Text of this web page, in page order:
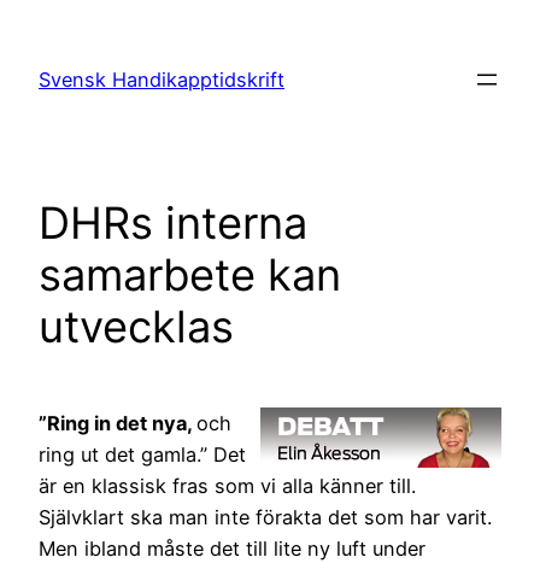
innehåll
Svensk Handikapptidskrift
DHRs interna
samarbete kan
utvecklas
”Ring in det nya, och
ring ut det gamla.” Det
är en klassisk fras som vi alla känner till.
Självklart ska man inte förakta det som har varit.
Men ibland måste det till lite ny luft under